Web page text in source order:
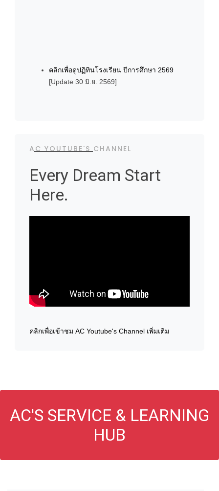
คลิกเพื่อดูปฏิทินโรงเรียน ปีการศึกษา 2569
[Update 30 มิ.ย. 2569]
AC YOUTUBE'S CHANNEL
Every Dream Start
Here.
คลิกเพื่อเข้าชม AC Youtube's Channel เพิ่มเติม
AC'S SERVICE & LEARNING
HUB